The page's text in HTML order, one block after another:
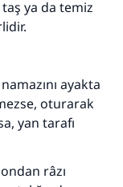
ya da temiz
ayakta
oturarak
yan tarafı
râzı